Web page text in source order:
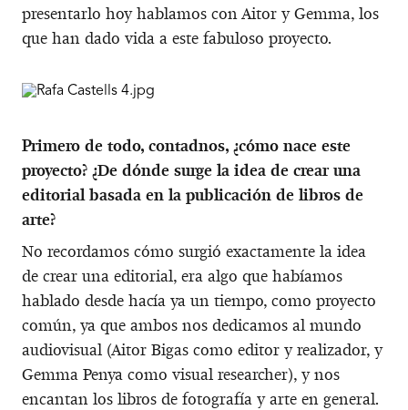
presentarlo hoy hablamos con Aitor y Gemma, los
que han dado vida a este fabuloso proyecto.
Primero de todo, contadnos, ¿cómo nace este
proyecto? ¿De dónde surge la idea de crear una
editorial basada en la publicación de libros de
arte?
No recordamos cómo surgió exactamente la idea
de crear una editorial, era algo que habíamos
hablado desde hacía ya un tiempo, como proyecto
común, ya que ambos nos dedicamos al mundo
audiovisual (Aitor Bigas como editor y realizador, y
Gemma Penya como visual researcher), y nos
encantan los libros de fotografía y arte en general.